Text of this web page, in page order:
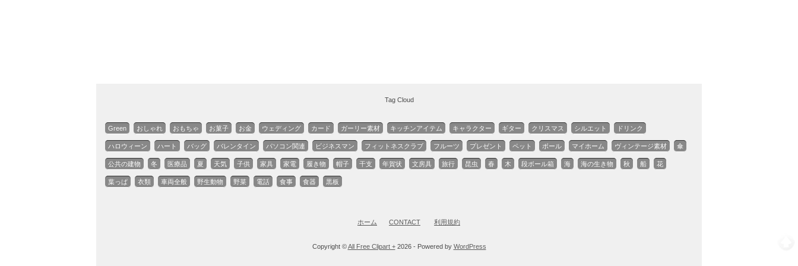
Tag Cloud
Green おしゃれ おもちゃ お菓子 お金 ウェディング カード ガーリー素材 キッチンアイテム キャラクター ギター クリスマス シルエット ドリンク
ハロウィーン ハート バッグ バレンタイン パソコン関連 ビジネスマン フィットネスクラブ フルーツ プレゼント ペット ボール マイホーム ヴィンテージ素材 傘
公共の建物 冬 医療品 夏 天気 子供 家具 家電 履き物 帽子 干支 年賀状 文房具 旅行 昆虫 春 木 段ボール箱 海 海の生き物 秋 船 花
葉っぱ 衣類 車両全般 野生動物 野菜 電話 食事 食器 黒板
ホーム CONTACT 利用規約
Copyright ©All Free Clipart +2026 - Powered by WordPress